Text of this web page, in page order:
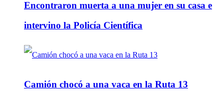
Encontraron muerta a una mujer en su casa e
intervino la Policía Científica
Camión chocó a una vaca en la Ruta 13